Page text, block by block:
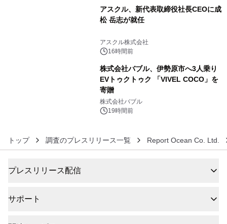
アスクル、新代表取締役社長CEOに成
松 岳志が就任
アスクル株式会社
16時間前
株式会社バブル、伊勢原市へ3人乗り
EVトゥクトゥク 「VIVEL COCO」を
寄贈
株式会社バブル
19時間前
トップ 調査のプレスリリース一覧 Report Ocean Co. Ltd.
プレスリリース配信
サポート